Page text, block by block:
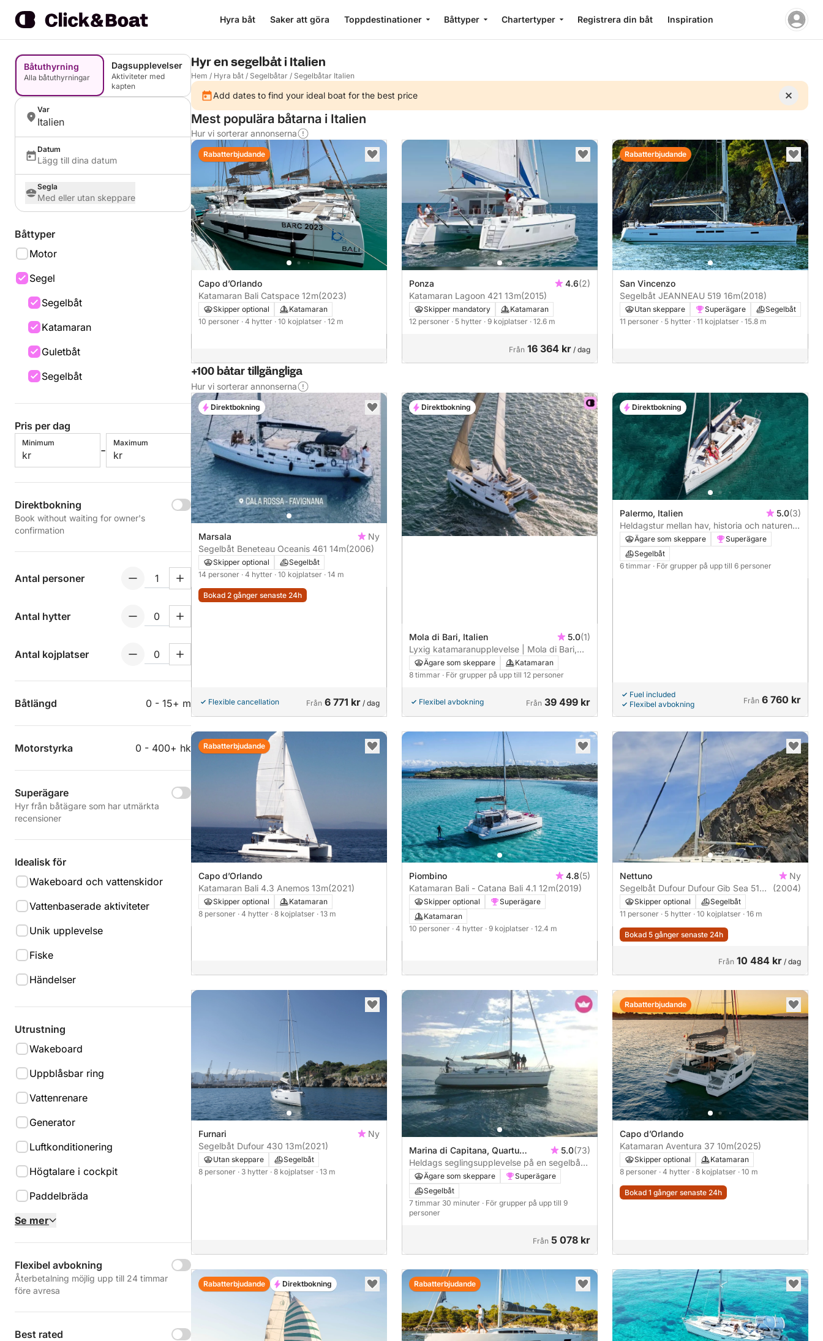
Hyra båt Saker att göra Toppdestinationer Båttyper Chartertyper Registrera din båt Inspiration
Båtuthyrning
Alla båtuthyrningar
Dagsupplevelser
Aktiviteter med
kapten
Var
Italien
Datum
Lägg till dina datum
Segla
Med eller utan skeppare
Båttyper
Motor
Segel
Segelbåt
Katamaran
Guletbåt
Segelbåt
Pris per dag
Minimum
kr -
Maximum
kr
Direktbokning
Book without waiting for owner's
confirmation
Antal personer
Antal hytter
Antal kojplatser
Båtlängd 0 - 15+ m
Motorstyrka 0 - 400+ hk
Superägare
Hyr från båtägare som har utmärkta
recensioner
Idealisk för
Wakeboard och vattenskidor
Vattenbaserade aktiviteter
Unik upplevelse
Fiske
Händelser
Utrustning
Wakeboard
Uppblåsbar ring
Vattenrenare
Generator
Luftkonditionering
Högtalare i cockpit
Paddelbräda
Se mer
Flexibel avbokning
Återbetalning möjlig upp till 24 timmar
före avresa
Best rated
Hyr en segelbåt i Italien
Hem / Hyra båt / Segelbåtar / Segelbåtar Italien
Add dates to find your ideal boat for the best price
Mest populära båtarna i Italien
Hur vi sorterar annonserna
Capo d’Orlando
Katamaran Bali Catspace 12m(2023)
Skipper optional
Katamaran
10 personer · 4 hytter · 10 kojplatser · 12 m
Rabatterbjudande
Ponza 4.6(2)
Katamaran Lagoon 421 13m(2015)
Skipper mandatory
Katamaran
12 personer · 5 hytter · 9 kojplatser · 12.6 m
Från 16 364 kr / dag
San Vincenzo
Segelbåt JEANNEAU 519 16m(2018)
Utan skeppare Superägare
Segelbåt
11 personer · 5 hytter · 11 kojplatser · 15.8 m
Rabatterbjudande
+100 båtar tillgängliga
Hur vi sorterar annonserna
Marsala
Ny
Segelbåt Beneteau Oceanis 461 14m(2006)
Skipper optional
Segelbåt
14 personer · 4 hytter · 10 kojplatser · 14 m
Bokad 2 gånger senaste 24h
Flexible cancellation Från 6 771 kr / dag
Direktbokning
Mola di Bari, Italien 5.0(1)
Lyxig katamaranupplevelse | Mola di Bari,
Polignano och Monopoli
Ägare som skeppare
Katamaran
8 timmar · För grupper på upp till 12 personer
Flexibel avbokning Från 39 499 kr
Direktbokning
Palermo, Italien 5.0(3)
Heldagstur mellan hav, historia och naturens
underverk
Ägare som skeppare
Superägare
Segelbåt
6 timmar · För grupper på upp till 6 personer
Fuel included
Flexibel avbokning
Från 6 760 kr
Direktbokning
Capo d’Orlando
Katamaran Bali 4.3 Anemos 13m(2021)
Skipper optional
Katamaran
8 personer · 4 hytter · 8 kojplatser · 13 m
Rabatterbjudande
Piombino 4.8(5)
Katamaran Bali - Catana Bali 4.1 12m(2019)
Skipper optional
Superägare
Katamaran
10 personer · 4 hytter · 9 kojplatser · 12.4 m
Nettuno
Ny
Segelbåt Dufour Dufour Gib Sea 51
16m
(2004)
Skipper optional
Segelbåt
11 personer · 5 hytter · 10 kojplatser · 16 m
Bokad 5 gånger senaste 24h
Från 10 484 kr / dag
Furnari
Ny
Segelbåt Dufour 430 13m(2021)
Utan skeppare
Segelbåt
8 personer · 3 hytter · 8 kojplatser · 13 m
Marina di Capitana, Quartu
Sant'Elena, Italy
5.0(73)
Heldags seglingsupplevelse på en segelbåt i
Cagliari
Ägare som skeppare
Superägare
Segelbåt
7 timmar 30 minuter · För grupper på upp till 9
personer
Från 5 078 kr
Capo d’Orlando
Katamaran Aventura 37 10m(2025)
Skipper optional
Katamaran
8 personer · 4 hytter · 8 kojplatser · 10 m
Bokad 1 gånger senaste 24h
Rabatterbjudande
Rabatterbjudande Direktbokning Rabatterbjudande